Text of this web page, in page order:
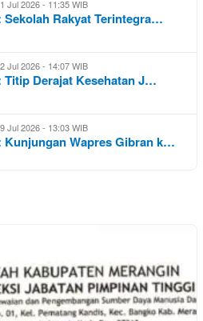
Jul 2026 - 11:35 WIB
Sekolah Rakyat Terintegra…
Jul 2026 - 14:07 WIB
Titip Derajat Kesehatan J…
Jul 2026 - 13:03 WIB
Kunjungan Wapres Gibran k…